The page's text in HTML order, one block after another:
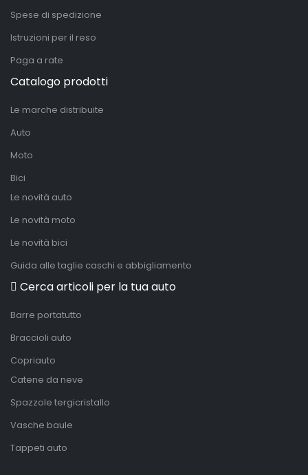
Spese di spedizione
Istruzioni per il reso
Paga a rate
Catalogo prodotti
Le marche distribuite
Auto
Moto
Bici
Le novità auto
Le novità moto
Le novità bici
Guida alle taglie caschi e abbigliamento
Cerca articoli per la tua auto
Barre portatutto
Braccioli auto
Copriauto
Catene da neve
Spazzole tergicristallo
Vasche baule
Tappeti auto